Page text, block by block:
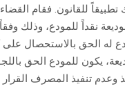
للقانون. فقام
نقداً للمودع، وذلك وفقاً
له الحق بالاستحصال
يكون للمودع الحق
تنفيذ المصرف